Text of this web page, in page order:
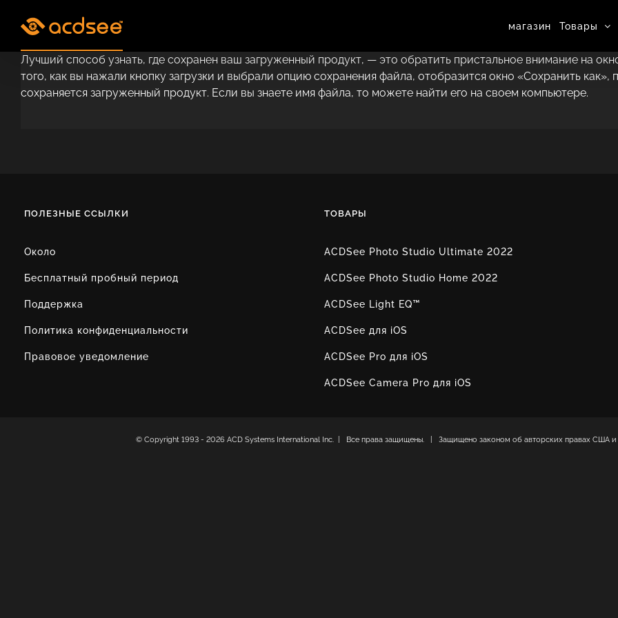
магазин Товары
Лучший способ узнать, где сохранен ваш загруженный продукт, — это обратить пристальное внимание на
того, как вы нажали кнопку загрузки и выбрали опцию сохранения файла, отобразится окно «Сохранить
сохраняется загруженный продукт. Если вы знаете имя файла, то можете найти его на своем компьютере.
ПОЛЕЗНЫЕ ССЫЛКИ
Около
Бесплатный пробный период
Поддержка
Политика конфиденциальности
Правовое уведомление
ТОВАРЫ
ACDSee Photo Studio Ultimate 2022
ACDSee Photo Studio Home 2022
ACDSee Light EQ™
ACDSee для iOS
ACDSee Pro для iOS
ACDSee Camera Pro для iOS
© Copyright 1993 - 2026 ACD Systems International Inc. | Все права защищены. | Защищено законом об авторских правах США и